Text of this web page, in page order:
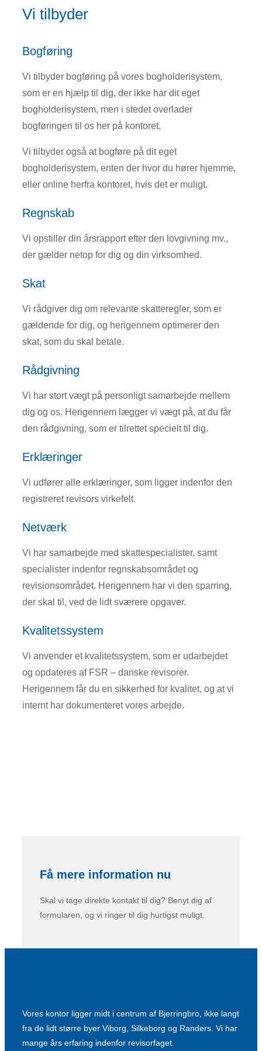
Vi tilbyder
Bogføring
Vi tilbyder bogføring på vores bogholderisystem,
som er en hjælp til dig, der ikke har dit eget
bogholderisystem, men i stedet overlader
bogføringen til os her på kontoret.
Vi tilbyder også at bogføre på dit eget
bogholderisystem, enten der hvor du hører hjemme,
eller online herfra kontoret, hvis det er muligt.
Regnskab
Vi opstiller din årsrapport efter den lovgivning mv.,
der gælder netop for dig og din virksomhed.
Skat
Vi rådgiver dig om relevante skatteregler, som er
gældende for dig, og herigennem optimerer den
skat, som du skal betale.
Rådgivning
Vi har stort vægt på personligt samarbejde mellem
dig og os. Herigennem lægger vi vægt på, at du får
den rådgivning, som er tilrettet specielt til dig.
Erklæringer
Vi udfører alle erklæringer, som ligger indenfor den
registreret revisors virkefelt.
Netværk
Vi har samarbejde med skattespecialister, samt
specialister indenfor regnskabsområdet og
revisionsområdet. Herigennem har vi den sparring,
der skal til, ved de lidt sværere opgaver.
Kvalitetssystem
Vi anvender et kvalitetssystem, som er udarbejdet
og opdateres af FSR – danske revisorer.
Herigennem får du en sikkerhed for kvalitet, og at vi
internt har dokumenteret vores arbejde.
Få mere information nu
Skal vi tage direkte kontakt til dig? Benyt dig af
formularen, og vi ringer til dig hurtigst muligt.
Vores kontor ligger midt i centrum af Bjerringbro, ikke langt
fra de lidt større byer Viborg, Silkeborg og Randers. Vi har
mange års erfaring indenfor revisorfaget.